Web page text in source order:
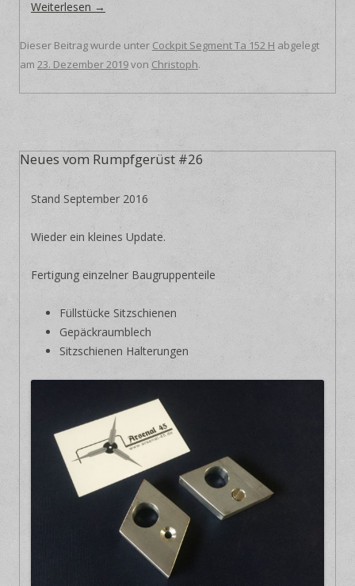
Weiterlesen →
Dieser Beitrag wurde unter Cockpit Segment Ta 152 H abgelegt
am 23. Dezember 2019von Christoph.
Neues vom Rumpfgerüst #26
Stand September 2016
Wieder ein kleines Update.
Fertigung einzelner Baugruppenteile
Füllstücke Sitzschienen
Gepäckraumblech
Sitzschienen Halterungen